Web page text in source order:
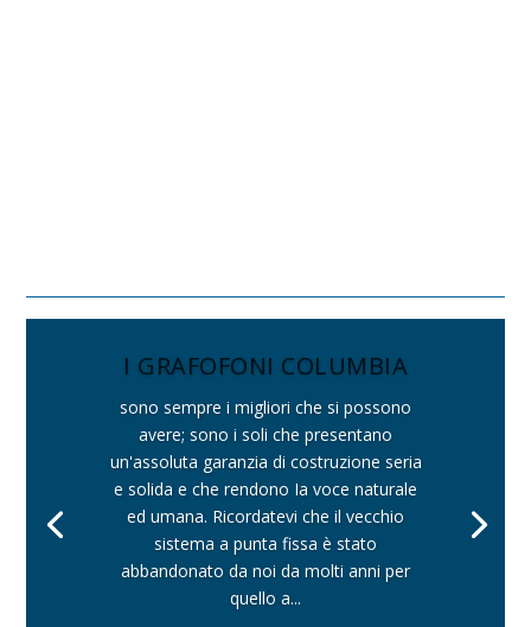
I GRAFOFONI COLUMBIA
sono sempre i migliori che si possono
avere; sono i soli che presentano
un'assoluta garanzia di costruzione seria
e solida e che rendono Ia voce naturale
ed umana. Ricordatevi che il vecchio
sistema a punta fissa è stato
abbandonato da noi da molti anni per
quello a...